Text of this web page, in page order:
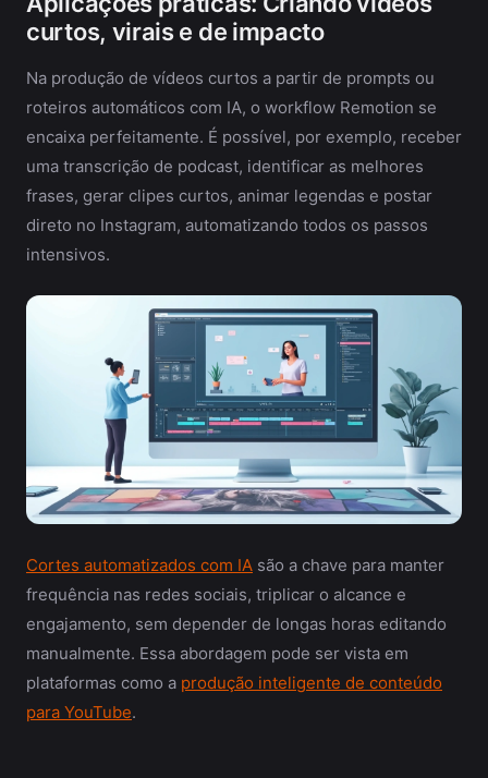
curtos, virais e de impacto
Na produção de vídeos curtos a partir de prompts ou
roteiros automáticos com IA, o workflow Remotion se
encaixa perfeitamente. É possível, por exemplo, receber
uma transcrição de podcast, identificar as melhores
frases, gerar clipes curtos, animar legendas e postar
direto no Instagram, automatizando todos os passos
intensivos.
Cortes automatizados com IA são a chave para manter
frequência nas redes sociais, triplicar o alcance e
engajamento, sem depender de longas horas editando
manualmente. Essa abordagem pode ser vista em
plataformas como a produção inteligente de conteúdo
para YouTube.